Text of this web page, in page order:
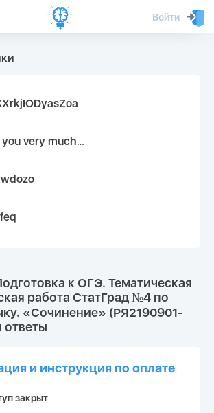
Войти
We appreciate you 9126052 https://youtube.com faceapple !
к ОГЭ. Тематическая
работа СтатГрад №4 по
«Сочинение» (РЯ2190901-
ответы
и инструкция по оплате
закрыт